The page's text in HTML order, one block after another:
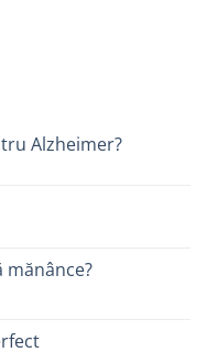
Alzheimer?
mănânce?